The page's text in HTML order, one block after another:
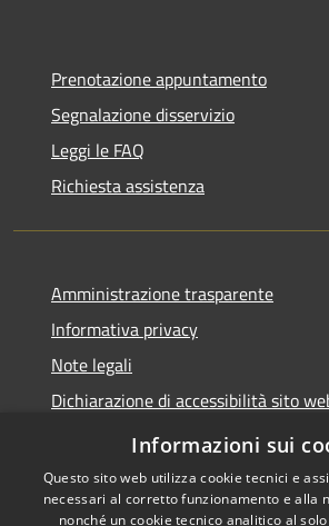
Prenotazione appuntamento
Segnalazione disservizio
Leggi le FAQ
Richiesta assistenza
Amministrazione trasparente
Informativa privacy
Note legali
Dichiarazione di accessibilità sito
WhistleblowingPAInformazioni sui
Questo sito web utilizza cookie tecnici e
necessari al corretto funzionamento e alla
nonché un cookie tecnico analitico al